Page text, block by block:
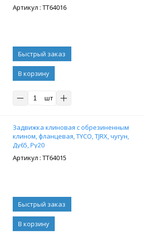
: ТТ64016
В корзину
шт
Задвижка клиновая с обрезиненным
клином, фланцевая, TYCO, TJRX, чугун,
Ду65, Ру20
: ТТ64015
В корзину